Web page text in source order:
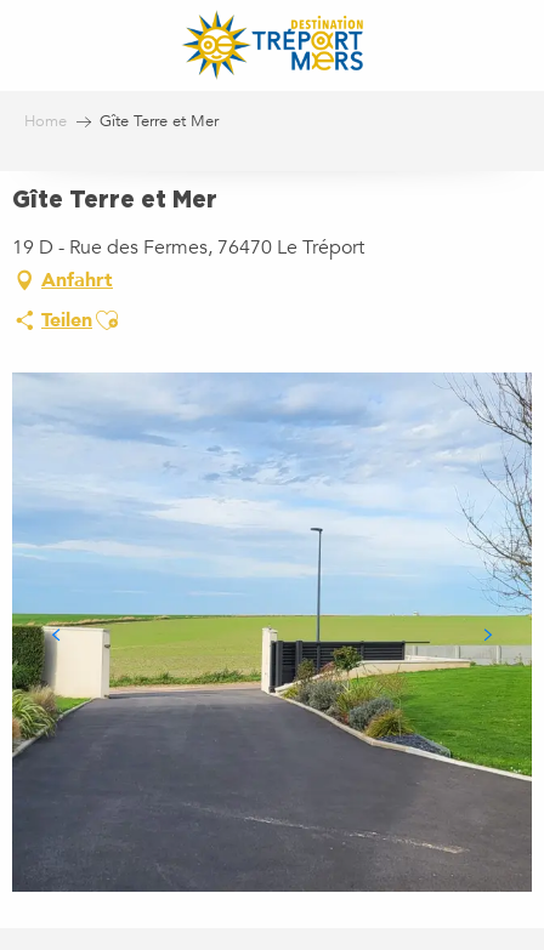
Home Gîte Terre et Mer
Gîte Terre et Mer
19 D - Rue des Fermes, 76470 Le Tréport
Anfahrt
TeilenAjouter aux favoris